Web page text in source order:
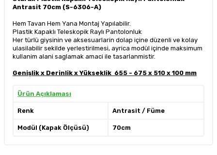
Antrasit 70cm (S-6306-A)
Hem Tavan Hem Yana Montaj Yapılabilir.
Plastik Kapaklı Teleskopik Raylı Pantolonluk
Her türlü giysinin ve aksesuarlarin dolap içine düzenli ve kolay
ulasilabilir sekilde yerlestirilmesi, ayrica modül içinde maksimum
kullanim alani saglamak amaci ile tasarlanmistir.
Genişlik x Derinlik x Yükseklik 655 - 675 x 510 x 100 mm
Ürün Açıklaması
Renk Antrasit / Füme
Modül (Kapak Ölçüsü) 70cm